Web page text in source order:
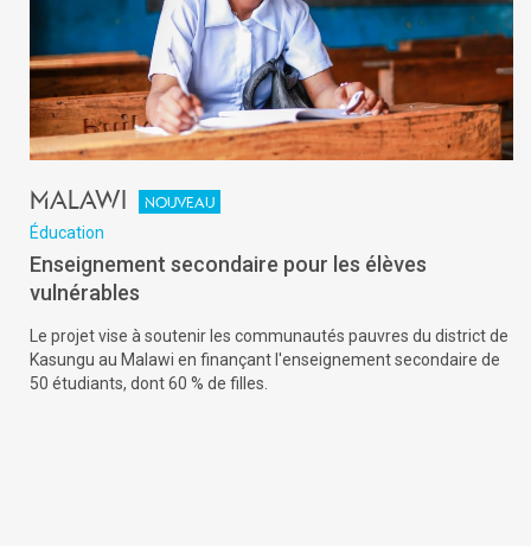
Malawi Nouveau
Éducation
Enseignement secondaire pour les élèves
vulnérables
Le projet vise à soutenir les communautés pauvres du district de
Kasungu au Malawi en finançant l'enseignement secondaire de
50 étudiants, dont 60 % de filles.